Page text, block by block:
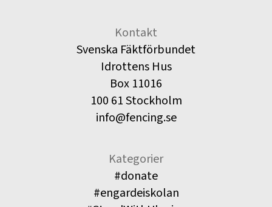
Kontakt
Svenska Fäktförbundet
Idrottens Hus
Box 11016
100 61 Stockholm
info@fencing.se
Kategorier
#donate
#engardeiskolan